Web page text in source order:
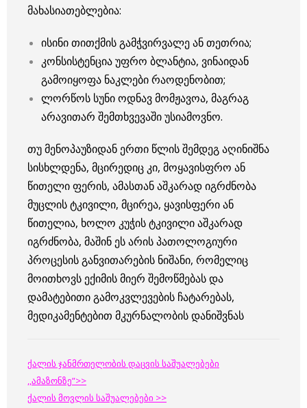
მახასიათებლებია:
ისინი თითქმის გამჭვირვალე ან თეთრია;
კონსისტენცია უფრო ბლანტია, ვინაიდან
გამოიყოფა ნაკლები რაოდენობით;
ლორწოს სუნი ოდნავ მომჟავოა, მაგრაგ
არავითარ შემთხვევაში უსიამოვნო.
თუ მენოპაუზიდან ერთი წლის შემდეგ აღინიშნა
სისხლდენა, მცირედიც კი, მოყავისფრო ან
წითელი ფერის, ამასთან აშკარად იგრძნობა
მუცლის ტკივილი, მცირეა, ყავისფერი ან
წითელია, ხოლო კუჭის ტკივილი აშკარად
იგრძნობა, მაშინ ეს არის პათოლოგიური
პროცესის განვითარების ნიშანი, რომელიც
მოითხოვს ექიმის მიერ შემოწმებას და
დამატებითი გამოკვლევების ჩატარებას,
მედიკამენტებით მკურნალობის დანიშვნას
ქალის ჯანმრთელობის დაცვის საშუალებები
,,ამაზონზე”>>
ქალის მოვლის საშუალებები >>